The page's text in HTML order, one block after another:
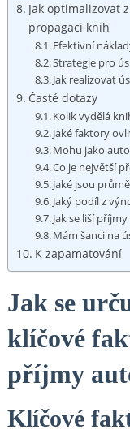
Jak optimalizovat
propagaci knih
Efektivní
Strategie pro
Jak realizovat
Časté dotazy
Kolik vydělá
Jaké faktory
Mohu jako
Co je největší
Jaké jsou
Jaký podíl z
Jak se liší
Mám šanci na
K zapamatování
Jak se
klíčové
příjmy
Klíčové